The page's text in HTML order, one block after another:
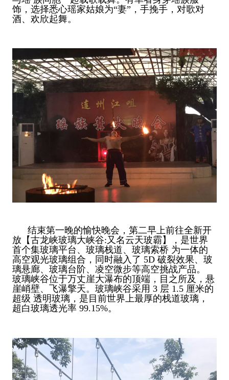
饰，选择悉心瑶家姑娘为“妻”，手挽手，对歌对
酒、欢欣起舞。
结束第一晚的愉快晚会，第二早上前往全新开
放【古龙峡玻璃大峡谷:又名云天玻霸】，是世界
首个集玻璃平台、玻璃栈道、玻璃索桥 为一体的
高空观光玻璃组合，同时融入了 5D 破裂效果、玻
璃悬廊、玻璃台阶、凌空微步等高空挑战产品。
玻璃峡谷位于万丈崖大瀑布的顶端，目之所及，悬
崖峭壁、飞瀑擎天。玻璃峡谷采用 3 层 1.5 厘米的
超级 透明玻璃，是目前世界上最厚的栈道玻璃，
超白玻璃透光率 99.15%。